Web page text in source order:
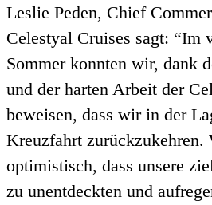
Leslie Peden, Chief
Celestyal Cruises sagt: “Im
Sommer konnten wir, dank
und der harten Arbeit der
beweisen, dass wir in der
Kreuzfahrt zurückzukehren.
optimistisch, dass unsere
zu unentdeckten und